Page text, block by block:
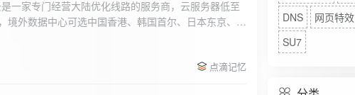
外数据中心可选中国香港、韩国首尔、日本东京、美
点滴记忆
DNS
网页特效
SU7